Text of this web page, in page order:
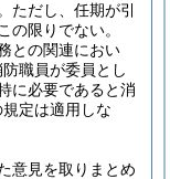
ただし、任期が引
の限りでない。
との関連におい
職員が委員とし
に必要であると消
規定は適用しな
意見を取りまとめ